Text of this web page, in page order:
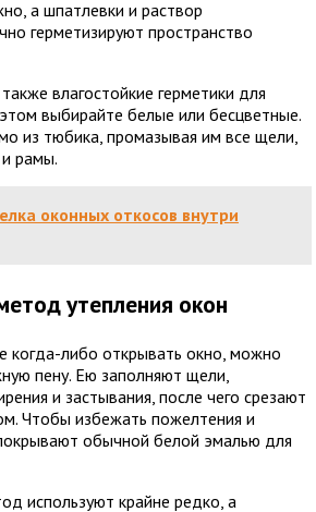
а шпатлевки и раствор
герметизируют пространство
влагостойкие герметики для
выбирайте белые или бесцветные.
из тюбика, промазывая им все щели,
рамы.
оконных откосов внутри
утепления окон
когда-либо открывать окно, можно
пену. Ею заполняют щели,
и застывания, после чего срезают
Чтобы избежать пожелтения и
обычной белой эмалью для
используют крайне редко, а